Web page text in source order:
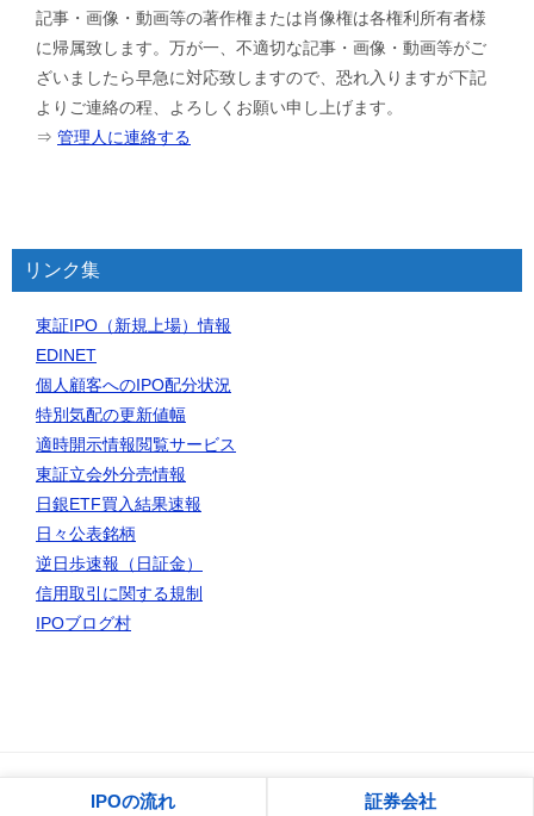
記事・画像・動画等の著作権または肖像権は各権利所有者様
に帰属致します。万が一、不適切な記事・画像・動画等がご
ざいましたら早急に対応致しますので、恐れ入りますが下記
よりご連絡の程、よろしくお願い申し上げます。
⇒ 管理人に連絡する
リンク集
東証IPO（新規上場）情報
EDINET
個人顧客へのIPO配分状況
特別気配の更新値幅
適時開示情報閲覧サービス
東証立会外分売情報
日銀ETF買入結果速報
日々公表銘柄
逆日歩速報（日証金）
信用取引に関する規制
IPOブログ村
IPOの流れ 証券会社